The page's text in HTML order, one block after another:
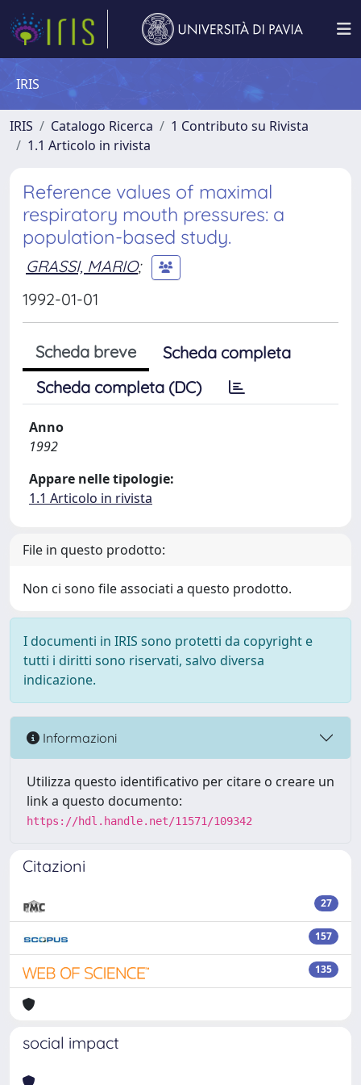
IRIS
IRIS Catalogo Ricerca
1 Contributo su Rivista
1.1 Articolo in rivista
Reference values of maximal
respiratory mouth pressures: a
population-based study.
GRASSI, MARIO;
1992-01-01
Scheda breve
Scheda completa
Scheda completa (DC)
Anno
1992
Appare nelle tipologie:
1.1 Articolo in rivista
File in questo prodotto:
Non ci sono file associati a questo prodotto.
I documenti in IRIS sono protetti da copyright e
tutti i diritti sono riservati, salvo diversa
indicazione.
Informazioni
Utilizza questo identificativo per citare o creare un
link a questo documento:
https://hdl.handle.net/11571/109342
Citazioni
27
157
135
social impact